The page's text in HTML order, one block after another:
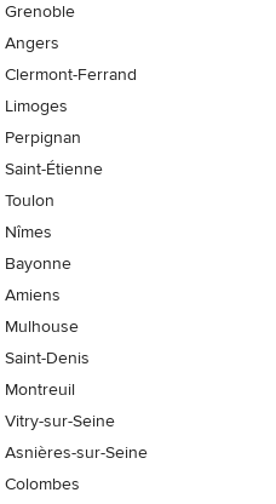
Grenoble
Angers
Clermont-Ferrand
Limoges
Perpignan
Saint-Étienne
Toulon
Nîmes
Bayonne
Amiens
Mulhouse
Saint-Denis
Montreuil
Vitry-sur-Seine
Asnières-sur-Seine
Colombes